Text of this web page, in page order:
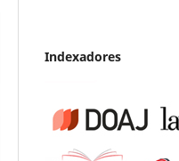
Indexadores